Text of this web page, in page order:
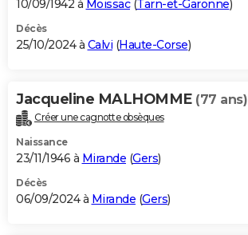
10/09/1942 à Moissac(Tarn-et-Garonne)
Décès
25/10/2024 à Calvi (Haute-Corse)
Jacqueline MALHOMME (77 ans)
Créer une cagnotte obsèques
Naissance
23/11/1946 à Mirande (Gers)
Décès
06/09/2024 à Mirande (Gers)